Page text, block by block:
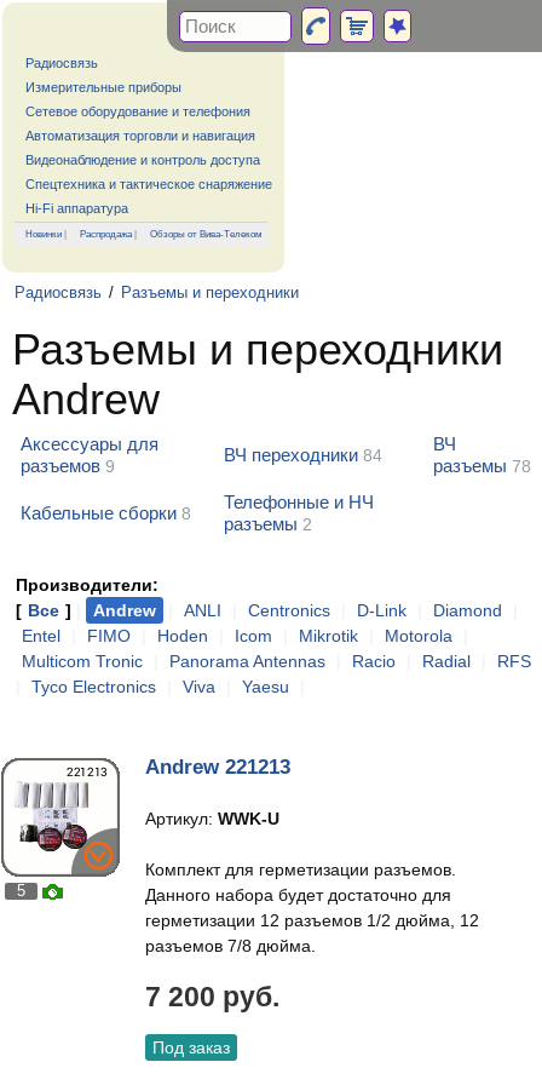
Радиосвязь
Измерительные приборы
Сетевое оборудование и телефония
Автоматизация торговли и навигация
Видеонаблюдение и контроль доступа
Спецтехника и тактическое снаряжение
Hi-Fi аппаратура
Новинки | Распродажа| Обзоры от Вива-Телеком
Радиосвязь / Разъемы и переходники
Разъемы и переходники
Andrew
Аксессуары для
разъемов 9
ВЧ переходники 84
ВЧ
разъемы 78
Кабельные сборки 8
Телефонные и НЧ
разъемы 2
Производители:
[ Все ] Andrew ANLI Centronics D-Link Diamond
Entel
FIMO Hoden Icom Mikrotik Motorola
Multicom Tronic
Panorama Antennas Racio Radial
RFS
Tyco Electronics Viva Yaesu
5
Andrew 221213
Артикул: WWK-U
Комплект для герметизации разъемов.
Данного набора будет достаточно для
герметизации 12 разъемов 1/2 дюйма, 12
разъемов 7/8 дюйма.
7 200 руб.
Под заказ